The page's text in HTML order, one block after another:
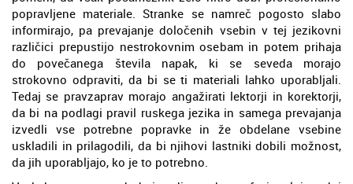
popravljene materiale. Stranke se namreč pogosto slabo
informirajo, pa prevajanje določenih vsebin v tej jezikovni
različici prepustijo nestrokovnim osebam in potem prihaja
do povečanega števila napak, ki se seveda morajo
strokovno odpraviti, da bi se ti materiali lahko uporabljali.
Tedaj se pravzaprav morajo angažirati lektorji in korektorji,
da bi na podlagi pravil ruskega jezika in samega prevajanja
izvedli vse potrebne popravke in že obdelane vsebine
uskladili in prilagodili, da bi njihovi lastniki dobili možnost,
da jih uporabljajo, ko je to potrebno.